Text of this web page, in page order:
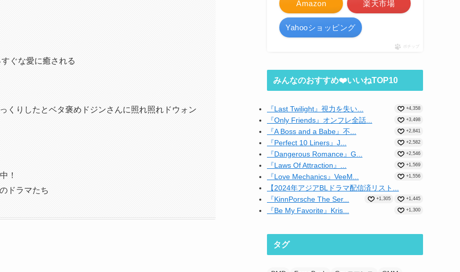
ぐな愛に癒される
くりしたとベタ褒めドジンさんに照れ照れドウォン
！
ドラマたち
Amazon 楽天市場
Yahooショッピング
ポチップ
みんなのおすすめ❤️いいねTOP10
『Last Twilight』視力を失い... +4,358
『Only Friends』オンフレ全話... +3,498
『A Boss and a Babe』不... +2,841
『Perfect 10 Liners』J... +2,582
『Dangerous Romance』G... +2,546
『Laws Of Attraction』... +1,569
『Love Mechanics』VeeM... +1,556
【2024年アジアBLドラマ配信済リスト...
+1,445
『KinnPorsche The Ser... +1,305
『Be My Favorite』Kris... +1,300
タグ